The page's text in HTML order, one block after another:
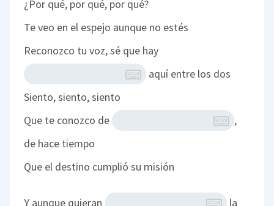
¿Por qué, por qué, por qué?
Te veo en el espejo aunque no estés
Reconozco tu voz, sé que hay
aquí entre los dos
Siento, siento, siento
Que te conozco de
,
de hace tiempo
Que el destino cumplió su misión
Y aunque quieran
la